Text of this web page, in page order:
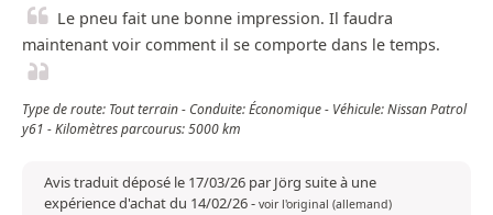
Le pneu fait une bonne impression. Il faudra
maintenant voir comment il se comporte dans le temps.
Type de route: Tout terrain - Conduite: Économique - Véhicule: Nissan Patrol
y61 - Kilomètres parcourus: 5000 km
Avis traduit déposé le 17/03/26 par Jörg suite à une
expérience d'achat du 14/02/26- voir l'original (allemand)